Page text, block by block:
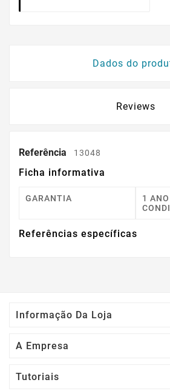
Dados do
Reviews
Referência 13048
Ficha informativa
GARANTIA
1
Referências específicas
Informação Da Loja
A Empresa
Tutoriais